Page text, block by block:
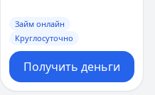
Займ онлайн
Круглосуточно
Получить деньги